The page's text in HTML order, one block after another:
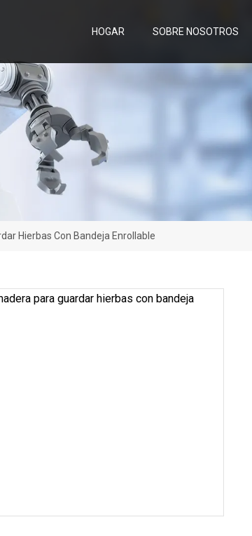
HOGAR SOBRE NOSOTROS
Hierbas Con Bandeja Enrollable